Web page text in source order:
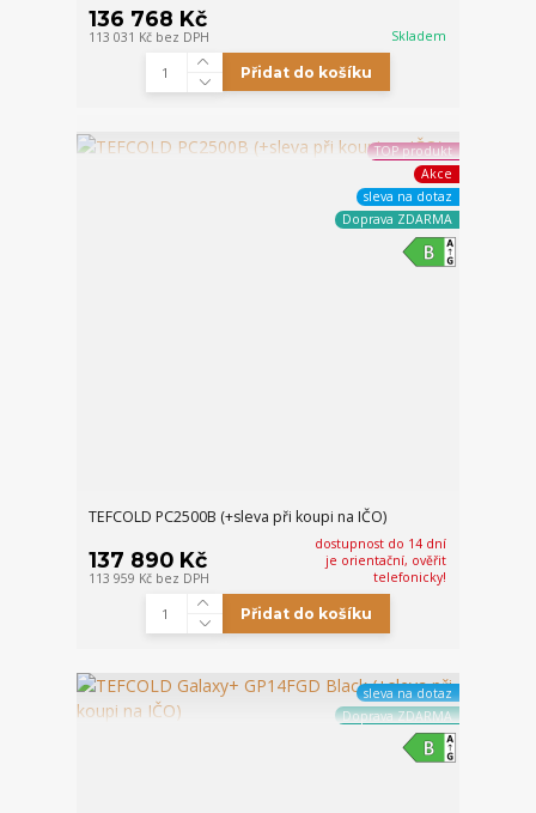
136 768 Kč
113 031 Kč bez DPH Skladem
Přidat do košíku
TOP produkt
Akce
sleva na dotaz
Doprava ZDARMA
TEFCOLD PC2500B (+sleva při koupi na IČO)
137 890 Kč
113 959 Kč bez DPH
dostupnost do 14 dní
je orientační, ověřit
telefonicky!
Přidat do košíku
sleva na dotaz
Doprava ZDARMA